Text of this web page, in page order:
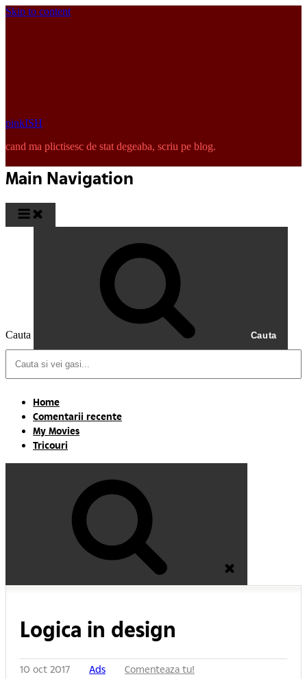
Skip to content
pinkISH
cand ma plictisesc de stat degeaba, scriu pe blog.
Main Navigation
Cauta Cauta
Home
Comentarii recente
My Movies
Tricouri
Logica in design
10 oct 2017 Ads Comenteaza tu!